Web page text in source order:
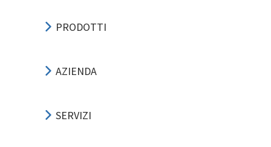
PRODOTTI
AZIENDA
SERVIZI